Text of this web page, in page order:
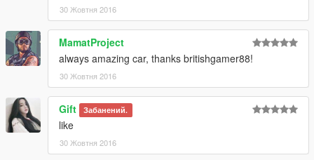
---------------------
sheriff.ytd
sheriff.yft
>>>
update\x64\dlcpacks\patchday3ng\dlc.rpf\x64\levels\gta5\vehicl
es.rpf
Email me below for futher enquiries about unlocked model's
30 Жовтня 2016
MamatProject
always amazing car, thanks britishgamer88!
30 Жовтня 2016
Gift Забанений.
like
30 Жовтня 2016